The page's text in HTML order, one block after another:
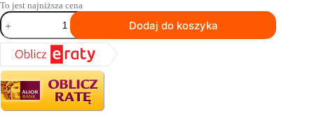
To jest najniższa cena
ilość
Tarcza
szlifierska
HUSQVARNA
ELITE-
GRIND™
PREMIUM
+
M
Dodaj do koszyka